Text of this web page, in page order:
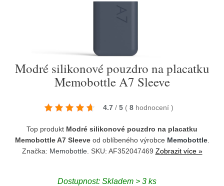
Modré silikonové pouzdro na placatku
Memobottle A7 Sleeve
4.7 / 5 ( 8 hodnocení )
Top produkt Modré silikonové pouzdro na placatku
Memobottle A7 Sleeveod oblíbeného výrobce Memobottle.
Značka: Memobottle. SKU: AF352047469 Zobrazit více »
Dostupnost: Skladem > 3 ks